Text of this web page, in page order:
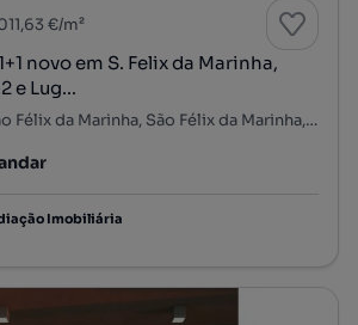
€/m²
novo em S. Felix da Marinha,
e Lug...
Praia de Brito - São Félix da Marinha, São Félix da Marinha, Vila Nova de Gaia, Porto
Imobiliária